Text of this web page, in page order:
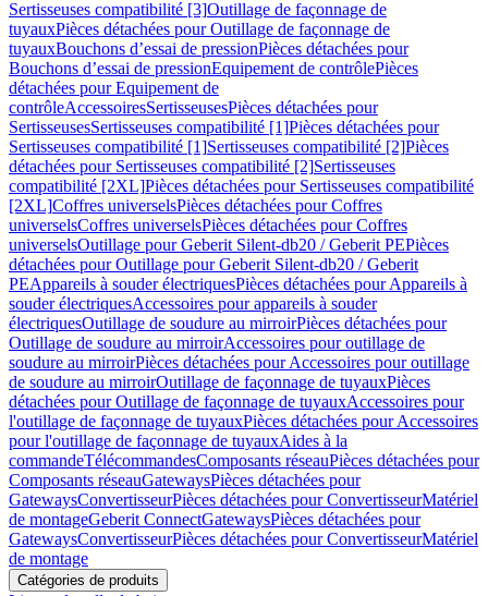
Sertisseuses compatibilité [3]Outillage de façonnage de
tuyauxPièces détachées pour Outillage de façonnage de
tuyauxBouchons d’essai de pressionPièces détachées pour
Bouchons d’essai de pressionEquipement de contrôlePièces
détachées pour Equipement de
contrôleAccessoiresSertisseusesPièces détachées pour
SertisseusesSertisseuses compatibilité [1]Pièces détachées pour
Sertisseuses compatibilité [1]Sertisseuses compatibilité [2]Pièces
détachées pour Sertisseuses compatibilité [2]Sertisseuses
compatibilité [2XL]Pièces détachées pour Sertisseuses compatibilité
[2XL]Coffres universelsPièces détachées pour Coffres
universelsCoffres universelsPièces détachées pour Coffres
universelsOutillage pour Geberit Silent-db20 / Geberit PEPièces
détachées pour Outillage pour Geberit Silent-db20 / Geberit
PEAppareils à souder électriquesPièces détachées pour Appareils à
souder électriquesAccessoires pour appareils à souder
électriquesOutillage de soudure au mirroirPièces détachées pour
Outillage de soudure au mirroirAccessoires pour outillage de
soudure au mirroirPièces détachées pour Accessoires pour outillage
de soudure au mirroirOutillage de façonnage de tuyauxPièces
détachées pour Outillage de façonnage de tuyauxAccessoires pour
l'outillage de façonnage de tuyauxPièces détachées pour Accessoires
pour l'outillage de façonnage de tuyauxAides à la
commandeTélécommandesComposants réseauPièces détachées pour
Composants réseauGatewaysPièces détachées pour
GatewaysConvertisseurPièces détachées pour ConvertisseurMatériel
de montageGeberit ConnectGatewaysPièces détachées pour
GatewaysConvertisseurPièces détachées pour ConvertisseurMatériel
de montage
Catégories de produits